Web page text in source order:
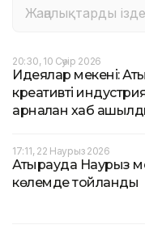
20:30, 10 Сәуір 2026
Идеялар мекені:
креативті
арналған хаб
17:11, 22 Наурыз 2026
Атырауда Наурыз
көлемде тойланды